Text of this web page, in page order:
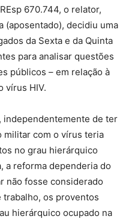
670.744, o relator,
(aposentado), decidiu uma
da Sexta e da Quinta
para analisar questões
públicos – em relação à
vírus HIV.
independentemente de ter
militar com o vírus teria
no grau hierárquico
a reforma dependeria do
não fosse considerado
os proventos
hierárquico ocupado na